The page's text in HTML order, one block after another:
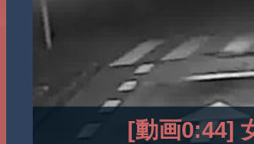
[動画0:44]